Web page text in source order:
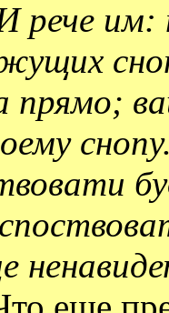
рече
прямо;